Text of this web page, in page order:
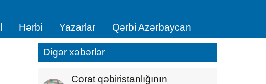
Hərbi Yazarlar Qərbi Azərbaycan
Digər xəbərlər
Corat qəbiristanlığının